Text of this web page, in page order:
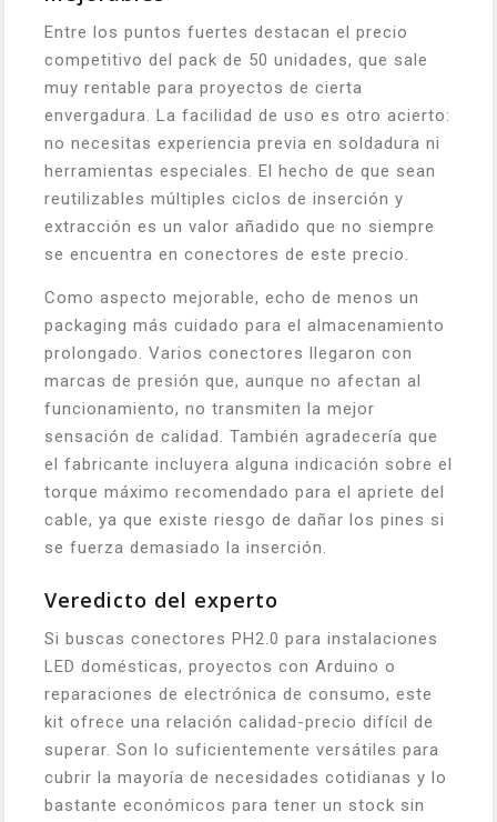
Entre los puntos fuertes destacan el precio
competitivo del pack de 50 unidades, que sale
muy rentable para proyectos de cierta
envergadura. La facilidad de uso es otro acierto:
no necesitas experiencia previa en soldadura ni
herramientas especiales. El hecho de que sean
reutilizables múltiples ciclos de inserción y
extracción es un valor añadido que no siempre
se encuentra en conectores de este precio.
Como aspecto mejorable, echo de menos un
packaging más cuidado para el almacenamiento
prolongado. Varios conectores llegaron con
marcas de presión que, aunque no afectan al
funcionamiento, no transmiten la mejor
sensación de calidad. También agradecería que
el fabricante incluyera alguna indicación sobre el
torque máximo recomendado para el apriete del
cable, ya que existe riesgo de dañar los pines si
se fuerza demasiado la inserción.
Veredicto del experto
Si buscas conectores PH2.0 para instalaciones
LED domésticas, proyectos con Arduino o
reparaciones de electrónica de consumo, este
kit ofrece una relación calidad-precio difícil de
superar. Son lo suficientemente versátiles para
cubrir la mayoría de necesidades cotidianas y lo
bastante económicos para tener un stock sin